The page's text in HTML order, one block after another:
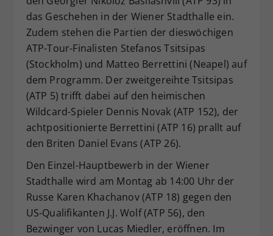
das Geschehen in der Wiener Stadthalle ein.
Zudem stehen die Partien der dieswöchigen
ATP-Tour-Finalisten Stefanos Tsitsipas
(Stockholm) und Matteo Berrettini (Neapel) auf
dem Programm. Der zweitgereihte Tsitsipas
(ATP 5) trifft dabei auf den heimischen
Wildcard-Spieler Dennis Novak (ATP 152), der
achtpositionierte Berrettini (ATP 16) prallt auf
den Briten Daniel Evans (ATP 26).
Den Einzel-Hauptbewerb in der Wiener
Stadthalle wird am Montag ab 14:00 Uhr der
Russe Karen Khachanov (ATP 18) gegen den
US-Qualifikanten J.J. Wolf (ATP 56), den
Bezwinger von Lucas Miedler, eröffnen. Im